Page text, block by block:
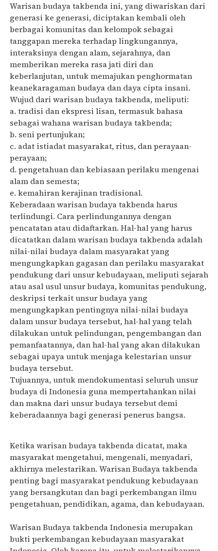
Warisan budaya takbenda ini, yang diwariskan dari
generasi ke generasi, diciptakan kembali oleh
berbagai komunitas dan kelompok sebagai
tanggapan mereka terhadap lingkungannya,
interaksinya dengan alam, sejarahnya, dan
memberikan mereka rasa jati diri dan
keberlanjutan, untuk memajukan penghormatan
keanekaragaman budaya dan daya cipta insani.
Wujud dari warisan budaya takbenda, meliputi:
a. tradisi dan ekspresi lisan, termasuk bahasa
sebagai wahana warisan budaya takbenda;
b. seni pertunjukan;
c. adat istiadat masyarakat, ritus, dan perayaan-
perayaan;
d. pengetahuan dan kebiasaan perilaku mengenai
alam dan semesta;
e. kemahiran kerajinan tradisional.
Keberadaan warisan budaya takbenda harus
terlindungi. Cara perlindungannya dengan
pencatatan atau didaftarkan. Hal-hal yang harus
dicatatkan dalam warisan budaya takbenda adalah
nilai-nilai budaya dalam masyarakat yang
mengungkapkan gagasan dan perilaku masyarakat
pendukung dari unsur kebudayaan, meliputi sejarah
atau asal usul unsur budaya, komunitas pendukung,
deskripsi terkait unsur budaya yang
mengungkapkan pentingnya nilai-nilai budaya
dalam unsur budaya tersebut, hal-hal yang telah
dilakukan untuk pelindungan, pengembangan dan
pemanfaatannya, dan hal-hal yang akan dilakukan
sebagai upaya untuk menjaga kelestarian unsur
budaya tersebut.
Tujuannya, untuk mendokumentasi seluruh unsur
budaya di Indonesia guna mempertahankan nilai
dan makna dari unsur budaya tersebut demi
keberadaannya bagi generasi penerus bangsa.
Ketika warisan budaya takbenda dicatat, maka
masyarakat mengetahui, mengenali, menyadari,
akhirnya melestarikan. Warisan Budaya takbenda
penting bagi masyarakat pendukung kebudayaan
yang bersangkutan dan bagi perkembangan ilmu
pengetahuan, pendidikan, agama, dan kebudayaan.
Warisan Budaya takbenda Indonesia merupakan
bukti perkembangan kebudayaan masyarakat